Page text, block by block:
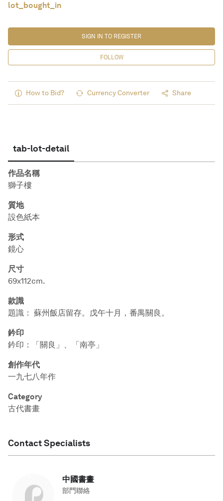
lot_bought_in
FOLLOW
SIGN IN TO REGISTER
How to Bid? Currency Converter Share
tab-lot-detail
作品名稱
獅子樓
質地
設色紙本
形式
鏡心
尺寸
69x112cm.
款識
題識： 蘇州飯店留存。戊午十月，番禺關良。
鈐印
鈐印：「關良」、「南亭」
創作年代
一九七八年作
Category
古代書畫
Contact Specialists
中國書畫
部門聯絡